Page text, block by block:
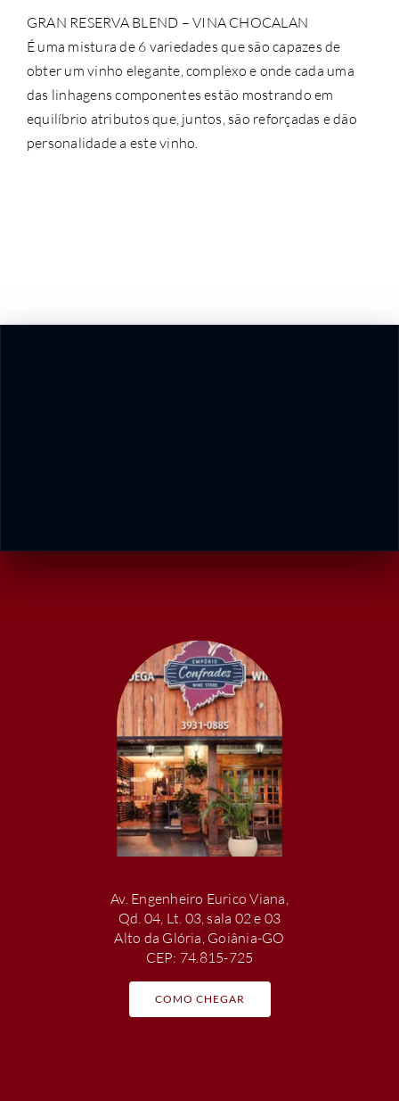
GRAN RESERVA BLEND – VINA CHOCALAN
É uma mistura de 6 variedades que são capazes de
obter um vinho elegante, complexo e onde cada uma
das linhagens componentes estão mostrando em
equilíbrio atributos que, juntos, são reforçadas e dão
personalidade a este vinho.
Av. Engenheiro Eurico Viana,
Qd. 04, Lt. 03, sala 02 e 03
Alto da Glória, Goiânia-GO
CEP: 74.815-725
COMO CHEGAR